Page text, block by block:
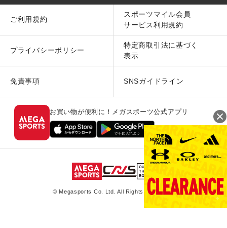
ご利用規約
スポーツマイル会員
サービス利用規約
プライバシーポリシー
特定商取引法に基づく
表示
免責事項 SNSガイドライン
お買い物が便利に！メガスポーツ公式アプリ
© Megasports Co. Ltd. All Rights Reserved.